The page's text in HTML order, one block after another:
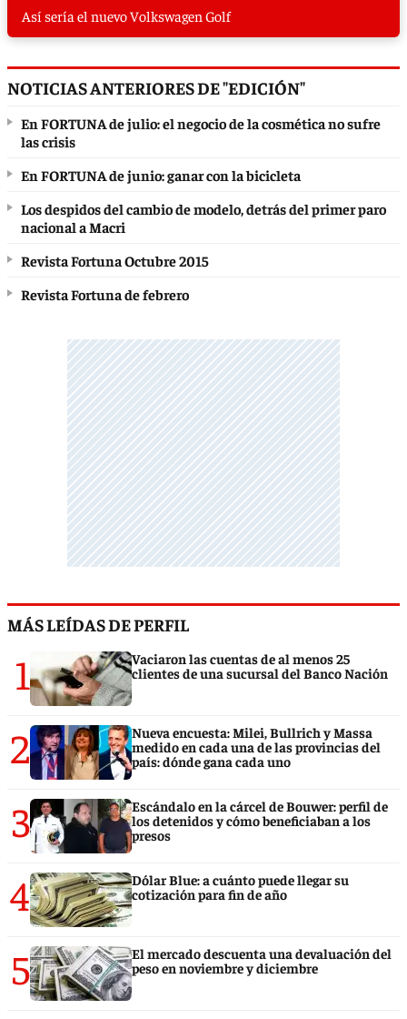
Así sería el nuevo Volkswagen Golf
NOTICIAS ANTERIORES DE "EDICIÓN"
En FORTUNA de julio: el negocio de la cosmética no sufre
las crisis
En FORTUNA de junio: ganar con la bicicleta
Los despidos del cambio de modelo, detrás del primer paro
nacional a Macri
Revista Fortuna Octubre 2015
Revista Fortuna de febrero
MÁS LEÍDAS DE PERFIL
1
Vaciaron las cuentas de al menos 25
clientes de una sucursal del Banco Nación
2
Nueva encuesta: Milei, Bullrich y Massa
medido en cada una de las provincias del
país: dónde gana cada uno
3
Escándalo en la cárcel de Bouwer: perfil de
los detenidos y cómo beneficiaban a los
presos
4
Dólar Blue: a cuánto puede llegar su
cotización para fin de año
5
El mercado descuenta una devaluación del
peso en noviembre y diciembre